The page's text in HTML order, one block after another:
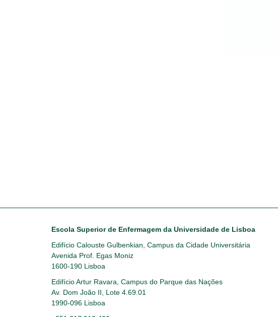
Escola Superior de Enfermagem da Universidade de Lisboa
Edifício Calouste Gulbenkian, Campus da Cidade Universitária
Avenida Prof. Egas Moniz
1600-190 Lisboa
Edifício Artur Ravara, Campus do Parque das Nações
Av. Dom João II, Lote 4.69.01
1990-096 Lisboa